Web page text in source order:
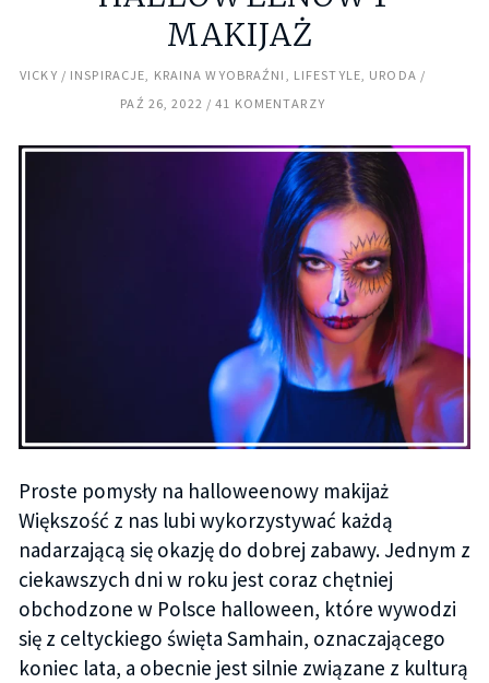
MAKIJAŻ
VICKY INSPIRACJE, KRAINA WYOBRAŹNI , LIFESTYLE, URODA
PAŹ 26, 2022
41 KOMENTARZY
Proste pomysły na halloweenowy makijaż
Większość z nas lubi wykorzystywać każdą
nadarzającą się okazję do dobrej zabawy. Jednym z
ciekawszych dni w roku jest coraz chętniej
obchodzone w Polsce halloween, które wywodzi
się z celtyckiego święta Samhain, oznaczającego
koniec lata, a obecnie jest silnie związane z kulturą